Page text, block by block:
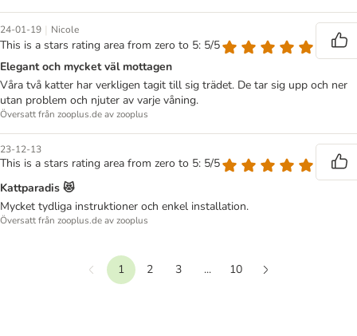
24-01-19 | Nicole
This is a stars rating area from zero to 5: 5/5
Elegant och mycket väl mottagen
Våra två katter har verkligen tagit till sig trädet. De tar sig upp och ner
utan problem och njuter av varje våning.
Översatt från zooplus.de av zooplus
23-12-13
This is a stars rating area from zero to 5: 5/5
Kattparadis 😻
Mycket tydliga instruktioner och enkel installation.
Översatt från zooplus.de av zooplus
Föregående
1 2 3 ...
10